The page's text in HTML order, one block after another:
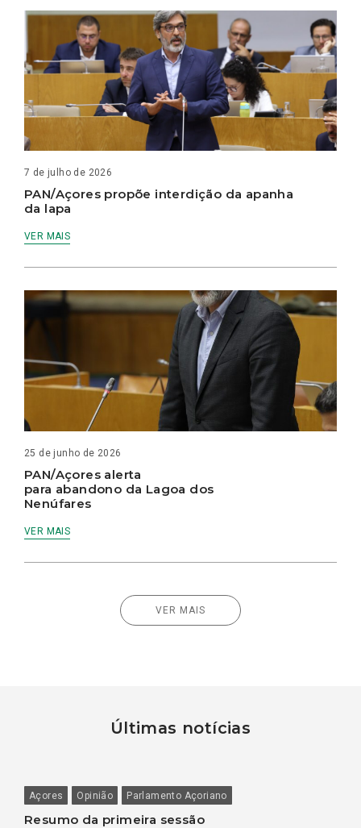
7 de julho de 2026
PAN/Açores propõe interdição da apanha
da lapa
VER MAIS
25 de junho de 2026
PAN/Açores alerta
para abandono da Lagoa dos
Nenúfares
VER MAIS
VER MAIS
Últimas notícias
Açores Opinião Parlamento Açoriano
Resumo da primeira sessão